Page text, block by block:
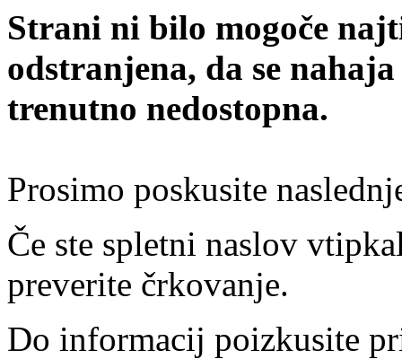
Strani ni bilo mogoče
odstranjena, da se
trenutno nedostopna.
Prosimo poskusite
Če ste spletni naslov
preverite črkovanje.
Do informacij poizkusite